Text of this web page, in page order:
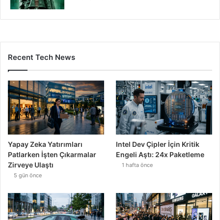
Recent Tech News
Yapay Zeka Yatırımları
Patlarken İşten Çıkarmalar
Zirveye Ulaştı
5 gün önce
Intel Dev Çipler İçin Kritik
Engeli Aştı: 24x Paketleme
1 hafta önce